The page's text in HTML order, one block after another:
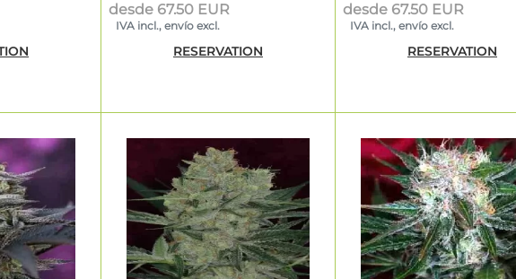
desde 67.50 EUR
IVA incl., envío excl.
RESERVATION
desde 67.50 EUR
IVA incl., envío excl.
RESERVATION